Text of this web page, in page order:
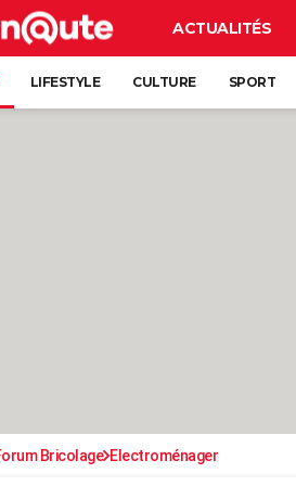
ACTUALITÉS
LIFESTYLE CULTURE SPORT
Bricolage Electroménager